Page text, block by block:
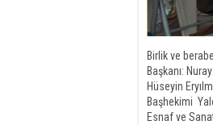
​Birlik ve
Başkanı:
Hüseyin
Başhekimi
Esnaf ve